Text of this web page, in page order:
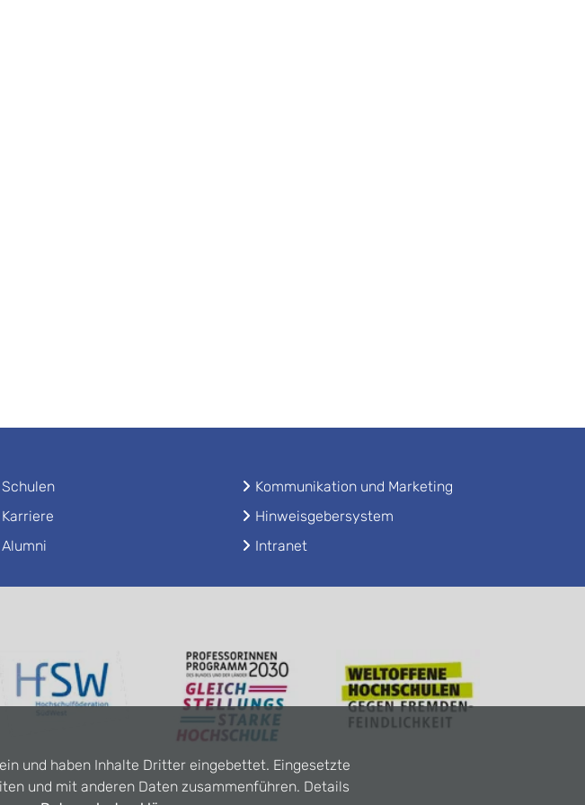
Schulen
Karriere
Alumni
Kommunikation und Marketing
Hinweisgebersystem
Intranet
und haben Inhalte Dritter eingebettet. Eingesetzte
und mit anderen Daten zusammenführen. Details